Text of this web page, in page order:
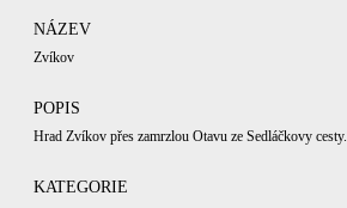
NÁZEV
Zvíkov
POPIS
Hrad Zvíkov přes zamrzlou Otavu ze Sedláčkovy cesty.
KATEGORIE